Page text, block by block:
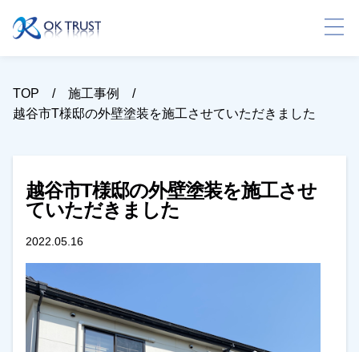
TOP
施工事例
越谷市T様邸の外壁塗装を施工させていただきました
越谷市T様邸の外壁塗装を施工させ
ていただきました
2022.05.16